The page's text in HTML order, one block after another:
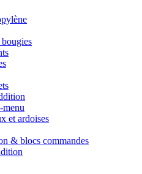
menu
et ardoises
& blocs commandes